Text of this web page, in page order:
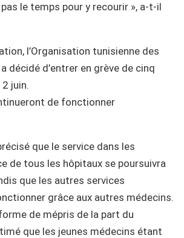
le temps pour y recourir », a-t-il
l’Organisation tunisienne des
décidé d’entrer en grève de cinq
juin.
de fonctionner
que le service dans les
de tous les hôpitaux se poursuivra
que les autres services
grâce aux autres médecins.
de mépris de la part du
que les jeunes médecins étant